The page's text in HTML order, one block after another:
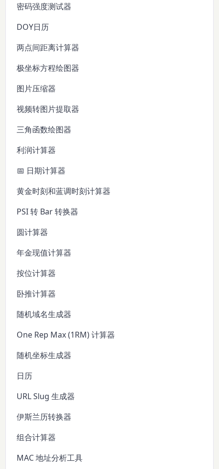
密码强度测试器
DOY日历
两点间距离计算器
极坐标方程绘图器
图片压缩器
视频转图片提取器
三角函数绘图器
利润计算器
📅 日期计算器
黄金时刻和蓝调时刻计算器
PSI 转 Bar 转换器
圆计算器
年金现值计算器
按位计算器
卧推计算器
随机域名生成器
One Rep Max (1RM) 计算器
随机坐标生成器
日历
URL Slug 生成器
伊斯兰历转换器
组合计算器
MAC 地址分析工具